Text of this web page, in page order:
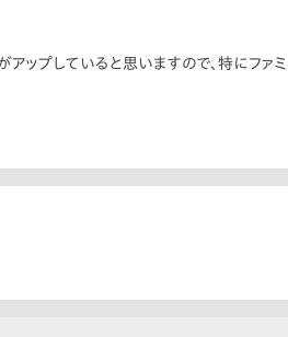
ハガキが送られてきました。そこには
りませんか。彼女も心からCR-Vを気に
アップしていると思いますので、特にファ